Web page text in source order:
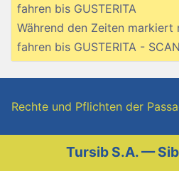
fahren bis GUSTERITA
Während den Zeiten markiert
fahren bis GUSTERITA -
Rechte und Pflichten der
Tursib S.A. —